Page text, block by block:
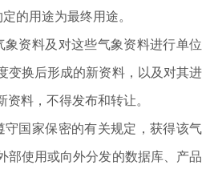
的用途为最终用途。
资料及对这些气象资料进行单位
变换后形成的新资料，以及对其进
料，不得发布和转让。
守国家保密的有关规定，获得该气
部使用或向外分发的数据库、产品